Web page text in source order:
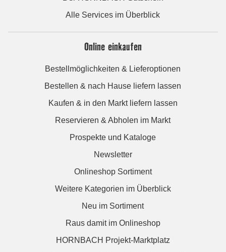
Alle Services im Überblick
Online einkaufen
Bestellmöglichkeiten & Lieferoptionen
Bestellen & nach Hause liefern lassen
Kaufen & in den Markt liefern lassen
Reservieren & Abholen im Markt
Prospekte und Kataloge
Newsletter
Onlineshop Sortiment
Weitere Kategorien im Überblick
Neu im Sortiment
Raus damit im Onlineshop
HORNBACH Projekt-Marktplatz